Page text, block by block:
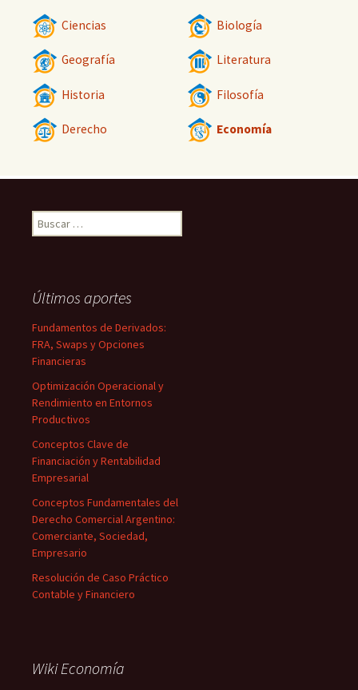
Ciencias Biología
Geografía Literatura
Historia Filosofía
Derecho Economía
Buscar:
Últimos aportes
Fundamentos de Derivados:
FRA, Swaps y Opciones
Financieras
Optimización Operacional y
Rendimiento en Entornos
Productivos
Conceptos Clave de
Financiación y Rentabilidad
Empresarial
Conceptos Fundamentales del
Derecho Comercial Argentino:
Comerciante, Sociedad,
Empresario
Resolución de Caso Práctico
Contable y Financiero
Wiki Economía